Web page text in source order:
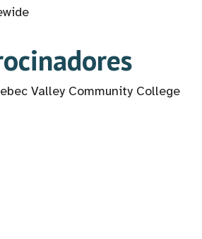
Valley Community College